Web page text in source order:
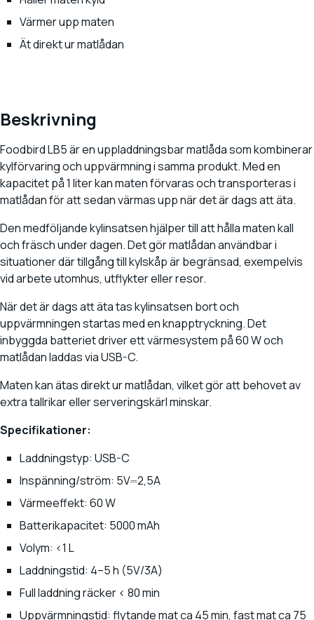
Värmer upp maten
Ät direkt ur matlådan
Beskrivning
Foodbird LB5 är en uppladdningsbar matlåda som kombinerar
kylförvaring och uppvärmning i samma produkt. Med en
kapacitet på 1 liter kan maten förvaras och transporteras i
matlådan för att sedan värmas upp när det är dags att äta.
Den medföljande kylinsatsen hjälper till att hålla maten kall
och fräsch under dagen. Det gör matlådan användbar i
situationer där tillgång till kylskåp är begränsad, exempelvis
vid arbete utomhus, utflykter eller resor.
När det är dags att äta tas kylinsatsen bort och
uppvärmningen startas med en knapptryckning. Det
inbyggda batteriet driver ett värmesystem på 60 W och
matlådan laddas via USB-C.
Maten kan ätas direkt ur matlådan, vilket gör att behovet av
extra tallrikar eller serveringskärl minskar.
Specifikationer:
Laddningstyp: USB-C
Inspänning/ström: 5V⎓2,5A
Värmeeffekt: 60 W
Batterikapacitet: 5000 mAh
Volym: <1 L
Laddningstid: 4–5 h (5V/3A)
Full laddning räcker < 80 min
Uppvärmningstid: flytande mat ca 45 min, fast mat ca 75